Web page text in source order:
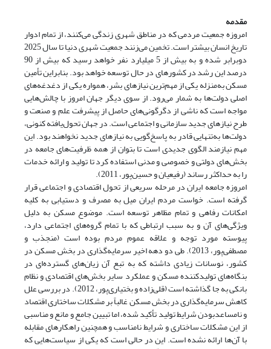
مقدمه
امروزه جمعیت مردمی که در مناطق شهری زندگی می‌کنند، از تمام ادوار
تاریخ انسان بیشتر است. تخمین می‌زنند جمعیت شهری دنیا تا سال 2025
دوبرابر شده و به بیش از 5 میلیارد نفر خواهد رسید که بیش از 90
درصد این رشد در کشورهای در حال توسعه خواهد بود. بنابراین تأمین
مسکن به‌منزله یکی از مهم‌ترین نیازهای بشر، همواره یکی از دغدغه‌های
اصلی دولت‌ها به شمار می‌رود. از سوی دیگر جهان امروز با چالش‌هایی
مواجه است که ناشی از دگرگونی‌های حاصل از پیشرفت علم و صنعت و
طرح نیازهای جدید سازمانی و اجتماعی است. در جهان تحول‌یافته کنونی،
دولت‌ها به‌تنهایی قادر به پاسخ‌گویی به نیازهای جدید نخواهند بود. این
مهم نیازمند الگوی جدیدی است تا بتوان از همه ظرفیت‌های جامعه در
بخش‌های دولتی و خصوصی و مدنی استفاده کرد تا تولید و ارائه خدمات
را به حداکثر رساند (رفیعیان و حسین‌پور، 2011).
امروزه جامعه ایران در مرحله سریعی از تحول اقتصادی و اجتماعی قرار
گرفته است. خواست مردم ایران میل به مصرف و دستیابی به کلیه
امکانات رفاهی و تمام مظاهر توسعه است. موضوع مسکن به دلیل
ویژگی‌های آن و به سبب ارتباطی که با تمام گروه‌های اجتماعی دارد،
پیوسته مورد توجه و علاقه عموم مردم بوده است (منجذب و
مصطفی‌پور، 2013). طی دو دهه اخیر سرمایه‌گذاری در بخش مسکن در
کشور، نوسانات زیادی داشته که به تبع آن زیان‌های گسترده‌ای در
بنگاه‌های تولیدکننده مسکن و عملکرد سایر بخش‌های اقتصادی و نظام
بانکی به جا گذاشته است (قلی‌زاده و بختیاری‌پور، 2012). در بررسی علل
کاهش سرمایه‌گذاری در بخش مسکن غالباً بر مشکلات ساختاری اقتصاد
و نامساعدبودن شرایط تولید تأکید شده، اما تبیین جامع و مانع و مناسبی
از این مشکلات ساختاری و شرایط نامناسب و همچنین راهکارهای مقابله
با آن‌ها ارائه نشده ‌است. این در حالی است که یکی از سیاست‌هایی که